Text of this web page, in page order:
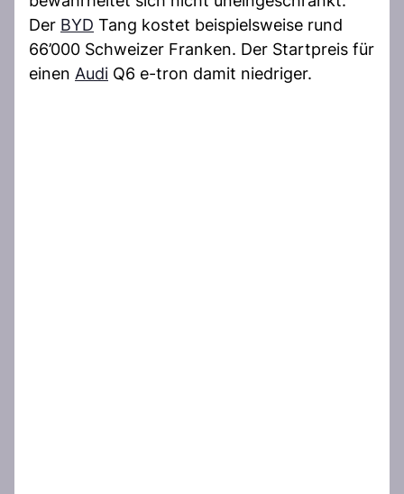
Der BYD Tang kostet beispielsweise rund
66’000 Schweizer Franken. Der Startpreis für
einen Audi Q6 e-tron damit niedriger.